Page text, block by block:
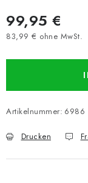
99,95 €
83,99 € ohne MwSt.
Artikelnummer: 6986
Drucken